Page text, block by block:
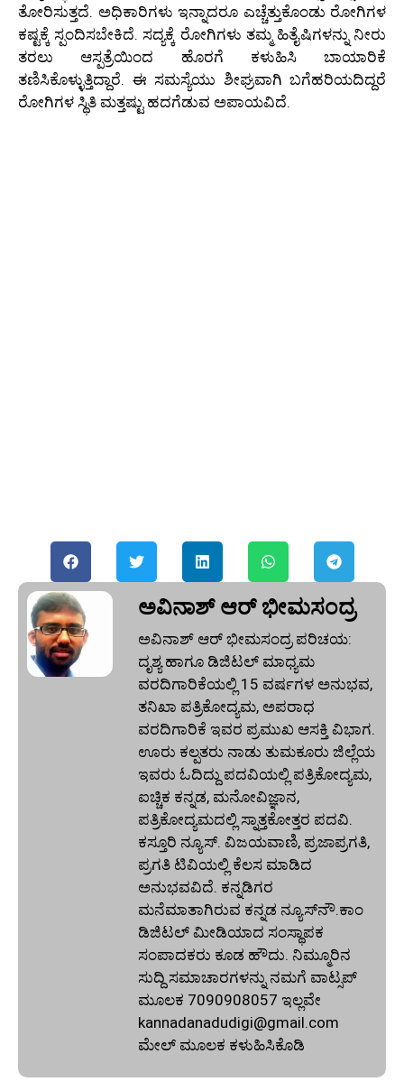
ತೋರಿಸುತ್ತದೆ. ಅಧಿಕಾರಿಗಳು ಇನ್ನಾದರೂ ಎಚ್ಚೆತ್ತುಕೊಂಡು ರೋಗಿಗಳ
ಕಷ್ಟಕ್ಕೆ ಸ್ಪಂದಿಸಬೇಕಿದೆ. ಸದ್ಯಕ್ಕೆ ರೋಗಿಗಳು ತಮ್ಮ ಹಿತೈಷಿಗಳನ್ನು ನೀರು
ತರಲು ಆಸ್ಪತ್ರೆಯಿಂದ ಹೊರಗೆ ಕಳುಹಿಸಿ ಬಾಯಾರಿಕೆ
ತಣಿಸಿಕೊಳ್ಳುತ್ತಿದ್ದಾರೆ. ಈ ಸಮಸ್ಯೆಯು ಶೀಘ್ರವಾಗಿ ಬಗೆಹರಿಯದಿದ್ದರೆ
ರೋಗಿಗಳ ಸ್ಥಿತಿ ಮತ್ತಷ್ಟು ಹದಗೆಡುವ ಅಪಾಯವಿದೆ.
ಅವಿನಾಶ್‌ ಆರ್‌ ಭೀಮಸಂದ್ರ
ಅವಿನಾಶ್‌ ಆರ್‌ ಭೀಮಸಂದ್ರ ಪರಿಚಯ:
ದೃಶ್ಯ ಹಾಗೂ ಡಿಜಿಟಲ್ ಮಾಧ್ಯಮ
ವರದಿಗಾರಿಕೆಯಲ್ಲಿ 15 ವರ್ಷಗಳ ಅನುಭವ,
ತನಿಖಾ ಪತ್ರಿಕೋದ್ಯಮ, ಅಪರಾಧ
ವರದಿಗಾರಿಕೆ ಇವರ ಪ್ರಮುಖ ಆಸಕ್ತಿ ವಿಭಾಗ.
ಊರು ಕಲ್ಪತರು ನಾಡು ತುಮಕೂರು ಜಿಲ್ಲೆಯ
ಇವರು ಓದಿದ್ದು ಪದವಿಯಲ್ಲಿ ಪತ್ರಿಕೋದ್ಯಮ,
ಐಚ್ಚಿಕ ಕನ್ನಡ, ಮನೋವಿಜ್ಞಾನ,
ಪತ್ರಿಕೋದ್ಯಮದಲ್ಲಿ ಸ್ನಾತ್ತಕೋತ್ತರ ಪದವಿ.
ಕಸ್ತೂರಿ ನ್ಯೂಸ್‌. ವಿಜಯವಾಣಿ, ಪ್ರಜಾಪ್ರಗತಿ,
ಪ್ರಗತಿ ಟಿವಿಯಲ್ಲಿ ಕೆಲಸ ಮಾಡಿದ
ಅನುಭವವಿದೆ. ಕನ್ನಡಿಗರ
ಮನೆಮಾತಾಗಿರುವ ಕನ್ನಡ ನ್ಯೂಸ್‌ನೌ.ಕಾಂ
ಡಿಜಿಟಲ್‌ ಮೀಡಿಯಾದ ಸಂಸ್ಥಾಪಕ
ಸಂಪಾದಕರು ಕೂಡ ಹೌದು. ನಿಮ್ಮೂರಿನ
ಸುದ್ದಿ ಸಮಾಚಾರಗಳನ್ನು ನಮಗೆ ವಾಟ್ಸಪ್‌
ಮೂಲಕ 7090908057 ಇಲ್ಲವೇ
kannadanadudigi@gmail.com
ಮೇಲ್‌ ಮೂಲಕ ಕಳುಹಿಸಿಕೊಡಿ